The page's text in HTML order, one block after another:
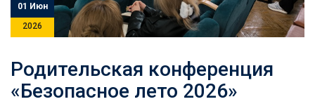
01 Июн
2026
Родительская конференция
«Безопасное лето 2026»